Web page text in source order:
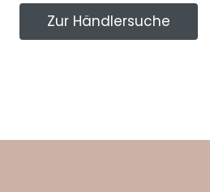
Zur Händlersuche